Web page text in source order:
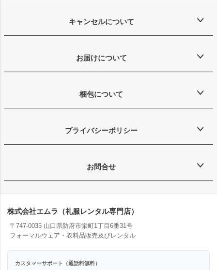
キャンセルについて
お届けについて
梱包について
プライバシーポリシー
お問合せ
株式会社エムラ（礼服レンタル専門店）
〒747-0035 山口県防府市栄町1丁目6番31号
フォーマルウェア・衣料品販売及びレンタル
カスタマーサポート（通話料無料）